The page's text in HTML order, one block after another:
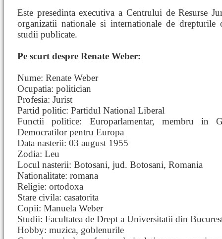
Este presedinta executiva a Centrului de Resurse
organizatii nationale si internationale de
studii publicate.
Pe scurt despre Renate Weber:
Nume: Renate Weber
Ocupatia: politician
Profesia: Jurist
Partid politic: Partidul National Liberal
Functii politice: Europarlamentar, membru in
Democratilor pentru Europa
Data nasterii: 03 august 1955
Zodia: Leu
Locul nasterii: Botosani, jud. Botosani, Romania
Nationalitate: romana
Religie: ortodoxa
Stare civila: casatorita
Copii: Manuela Weber
Studii: Facultatea de Drept a Universitatii din
Hobby: muzica, goblenurile